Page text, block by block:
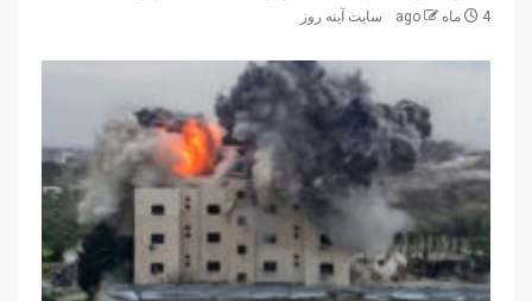
4 ماه ago سایت آینه‌ روز